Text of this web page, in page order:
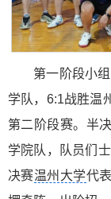
第一阶段小组
学队，6:1战胜温
第二阶段赛。半
学院队，队员们
决赛温州大学代